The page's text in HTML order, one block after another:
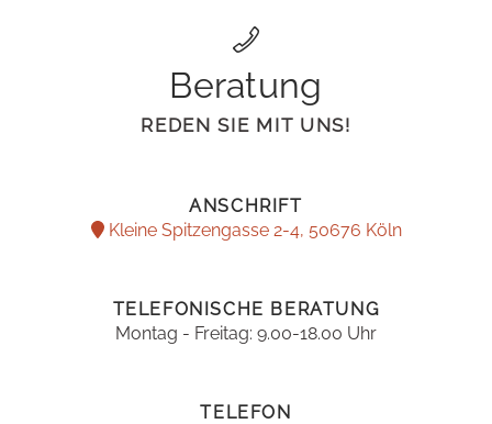
Beratung
REDEN SIE MIT UNS!
ANSCHRIFT
Kleine Spitzengasse 2-4, 50676 Köln
TELEFONISCHE BERATUNG
Montag - Freitag: 9.00-18.00 Uhr
TELEFON